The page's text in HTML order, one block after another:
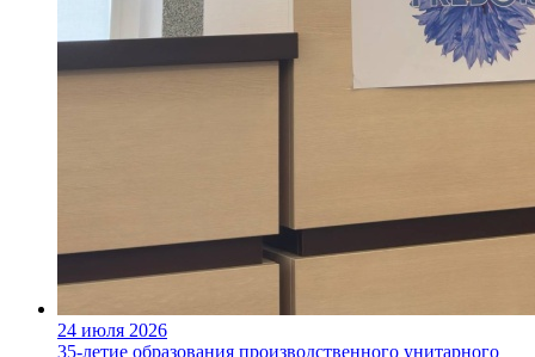
24 июля 2026
35-летие образования производственного унитарного